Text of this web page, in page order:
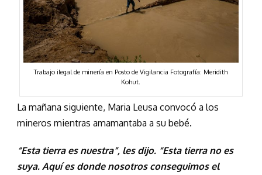
Trabajo ilegal de minería en Posto de Vigilancia Fotografía: Meridith
Kohut.
La mañana siguiente, Maria Leusa convocó a los
mineros mientras amamantaba a su bebé.
“Esta tierra es nuestra”, les dijo. “Esta tierra no es
suya. Aquí es donde nosotros conseguimos el